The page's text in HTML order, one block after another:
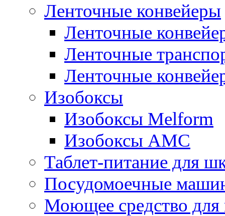
Ленточные конвейеры
Ленточные
Ленточные
Ленточные
Изобоксы
Изобоксы Melform
Изобоксы AMC
Таблет-питание для
Посудомоечные
Моющее средство для